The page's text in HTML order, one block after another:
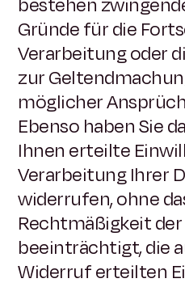
bestehen
Gründe für die
Verarbeitung oder
zur
möglicher
Ebenso haben Sie
Ihnen erteilte
Verarbeitung Ihrer
widerrufen, ohne
Rechtmäßigkeit
beeinträchtigt, die
Widerruf erteilten